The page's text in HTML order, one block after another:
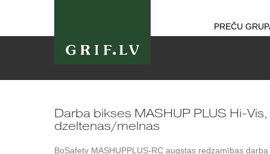
PREČU
Darba bikses MASHUP PLUS Hi-Vis,
dzeltenas/melnas
BoSafety MASHUPPLUS-RC augstas redzamības darba